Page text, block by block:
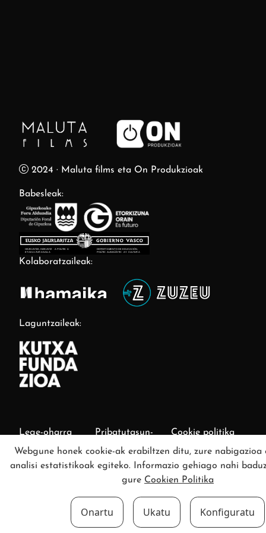
2024 · Maluta films eta On Produkzioak
Babesleak:
Kolaboratzaileak:
Laguntzaileak:
Lege-oharra
Pribatutasun-
politika
Cookie politika
Cookien konfigurazioa aldatu
Webgune honek cookie-ak erabiltzen ditu, zure nabigazioa
analisi estatistikoak egiteko. Informazio gehiago nahi
gure Cookien Politika
Onartu Ukatu Konfiguratu